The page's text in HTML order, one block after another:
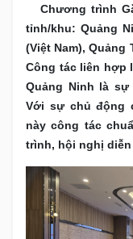
Chương trình
tỉnh/khu: Quảng
(Việt Nam), Quảng
Công tác liên hợp
Quảng Ninh là
Với sự chủ động
này công tác
trình, hội nghị